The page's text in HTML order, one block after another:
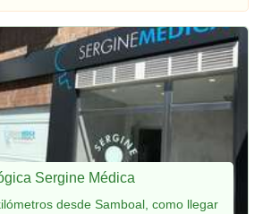
Sergine Médica
desde Samboal, como llegar